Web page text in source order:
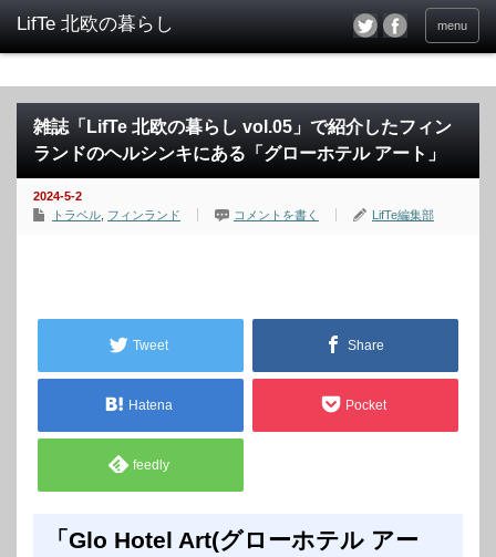
menu
雑誌「LifTe 北欧の暮らし vol.05」で紹介したフィン
ランドのヘルシンキにある「グローホテル アート」
2024-5-2
トラベル フィンランド コメントを書く LifTe編集部
Tweet Share
Hatena Pocket
feedly
「Glo Hotel Art(グローホテル アー